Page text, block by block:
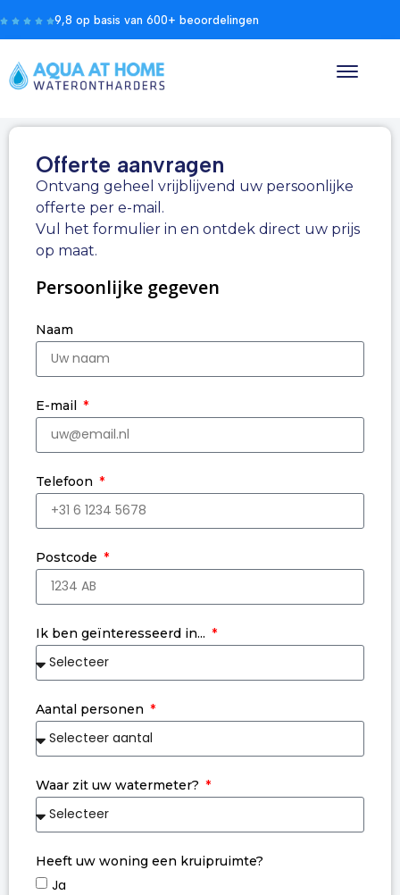
9,8 op basis van 600+ beoordelingen
Offerte aanvragen
Ontvang geheel vrijblijvend uw persoonlijke
offerte per e-mail.
Vul het formulier in en ontdek direct uw prijs
op maat.
Persoonlijke gegeven
Naam
E-mail
Telefoon
Postcode
Ik ben geïnteresseerd in...
Aantal personen
Waar zit uw watermeter?
Heeft uw woning een kruipruimte?
Ja